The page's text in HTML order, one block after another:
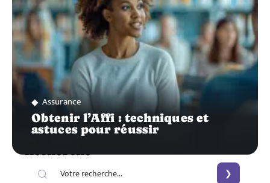
Assurance
Obtenir l’Affi : techniques et
astuces pour réussir
Recherche